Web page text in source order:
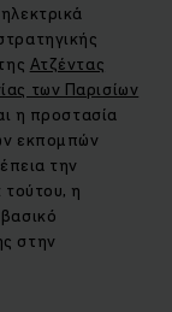
Ατζέντας
των Παρισίων
η προστασία
εκπομπών
την
τούτου, η
στην